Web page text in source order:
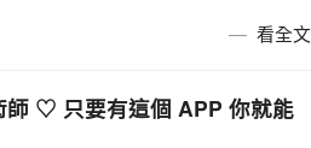
看全文
師 ♡ 只要有這個 APP 你就能